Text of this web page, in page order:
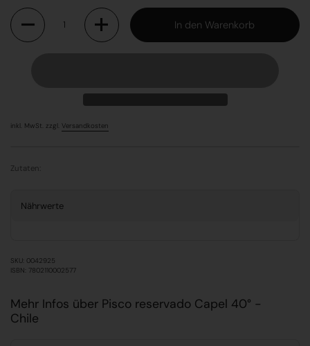
Anzahl
In den Warenkorb
inkl. MwSt. zzgl. Versandkosten
Zutaten:
Nährwerte
SKU: 0042925
ISBN: 7802110002577
Mehr Infos über Pisco reservado Capel 40° -
Chile